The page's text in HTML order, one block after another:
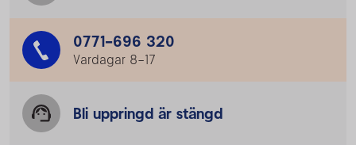
0771-696 320
Vardagar 8–17
Bli uppringd är stängd